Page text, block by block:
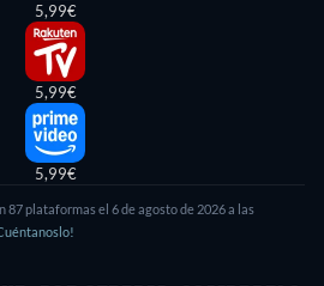
5,99€
5,99€
5,99€
87plataformas el 6 de agosto de 2026a las